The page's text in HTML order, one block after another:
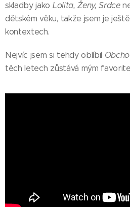
skladby jako Lolita, Ženy, Srdce
dětském věku, takže jsem je
kontextech.
Nejvíc jsem si tehdy oblíbil
těch letech zůstává mým